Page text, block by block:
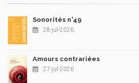
Sonorités n°49
28-jul-2026
Amours contrariées
27-jul-2026